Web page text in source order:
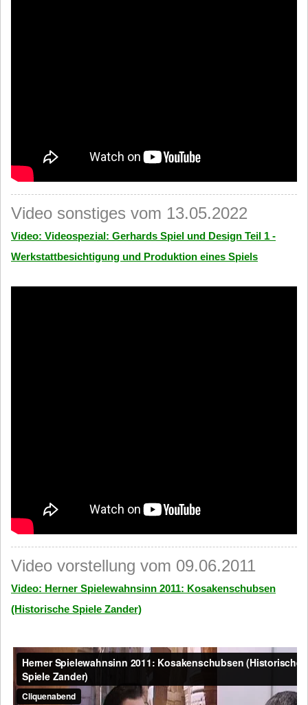
Video sonstiges vom 13.05.2022
Video: Videospezial: Gerhards Spiel und Design Teil 1 -
Werkstattbesichtigung und Produktion eines Spiels
Video vorstellung vom 09.06.2011
Video: Herner Spielewahnsinn 2011: Kosakenschubsen
(Historische Spiele Zander)